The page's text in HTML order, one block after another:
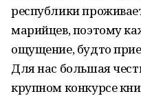
республики
марийцев, поэтому
ощущение, будто
Для нас большая
крупном конкурсе